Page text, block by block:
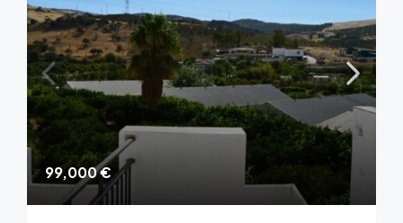
99,000 €